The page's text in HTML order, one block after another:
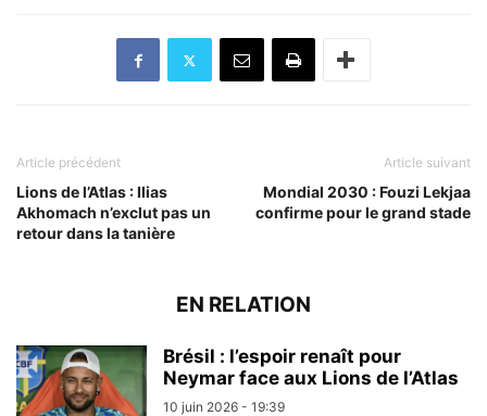
Article précédent
Lions de l’Atlas : Ilias
Akhomach n’exclut pas un
retour dans la tanière
Article suivant
Mondial 2030 : Fouzi Lekjaa
confirme pour le grand stade
EN RELATION
Brésil : l’espoir renaît pour
Neymar face aux Lions de l’Atlas
10 juin 2026 - 19:39